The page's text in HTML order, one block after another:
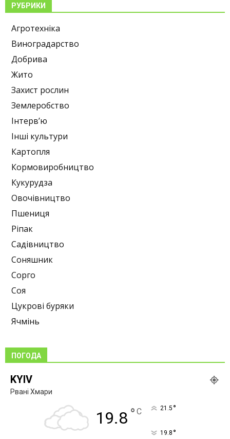
РУБРИКИ
Агротехніка
Виноградарство
Добрива
Жито
Захист рослин
Землеробство
Інтерв’ю
Інші культури
Картопля
Кормовиробництво
Кукурудза
Овочівництво
Пшениця
Ріпак
Садівництво
Соняшник
Сорго
Соя
Цукрові буряки
Ячмінь
ПОГОДА
KYIV
Рвані Хмари
19.8 ° C 21.5 °
19.8 °